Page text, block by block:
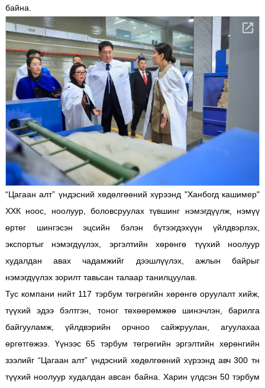
байна.
“Цагаан алт” үндэсний хөдөлгөөний хүрээнд "Ханбогд кашимер"
ХХК ноос, ноолуур, боловсруулах түвшинг нэмэгдүүлж, нэмүү
өртөг шингэсэн эцсийн бэлэн бүтээгдэхүүн үйлдвэрлэх,
экспортыг нэмэгдүүлэх, эргэлтийн хөрөнгө түүхий ноолуур
худалдан авах чадамжийг дээшлүүлэх, ажлын байрыг
нэмэгдүүлэх зорилт тавьсан талаар танилцуулав.
Тус компани нийт 117 тэрбум төгрөгийн хөрөнгө оруулалт хийж,
түүхий эдээ бэлтгэн, тоног төхөөрөмжөө шинэчлэн, барилга
байгууламж, үйлдвэрийн орчноо сайжруулан, агуулахаа
өргөтгөжээ. Үүнээс 65 тэрбум төгрөгийн эргэлтийн хөрөнгийн
зээлийг “Цагаан алт” үндэсний хөдөлгөөний хүрээнд авч 300 тн
түүхий ноолуур худалдан авсан байна. Харин үлдсэн 50 тэрбум